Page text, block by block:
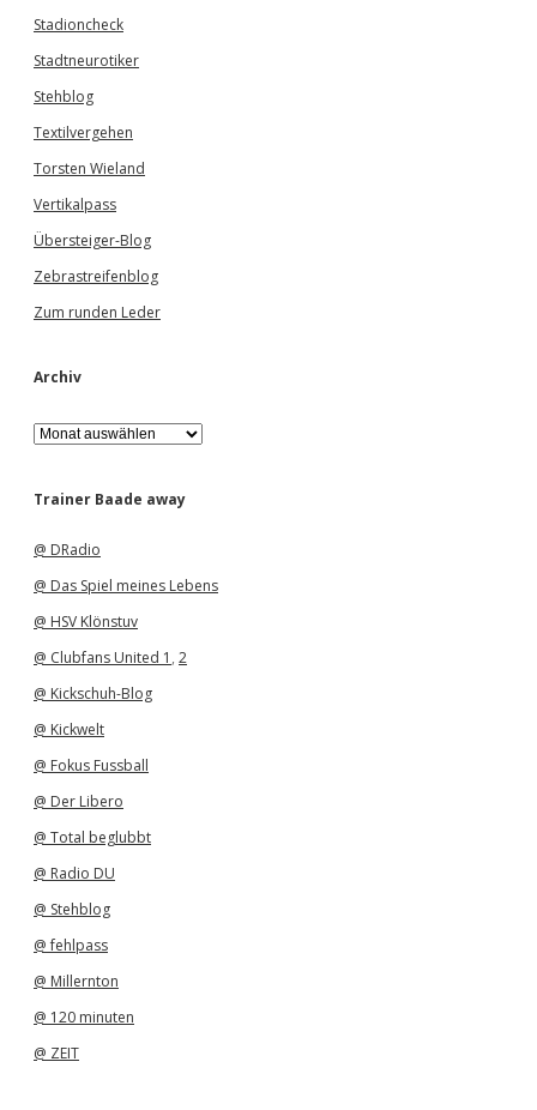
Stadioncheck
Stadtneurotiker
Stehblog
Textilvergehen
Torsten Wieland
Vertikalpass
Übersteiger-Blog
Zebrastreifenblog
Zum runden Leder
Archiv
A
r
h
Trainer Baade away
@ DRadio
@ Das Spiel meines Lebens
@ HSV Klönstuv
@ Clubfans United 1 , 2
@ Kickschuh-Blog
@ Kickwelt
@ Fokus Fussball
@ Der Libero
@ Total beglubbt
@ Radio DU
@ Stehblog
@ fehlpass
@ Millernton
@ 120 minuten
@ ZEIT